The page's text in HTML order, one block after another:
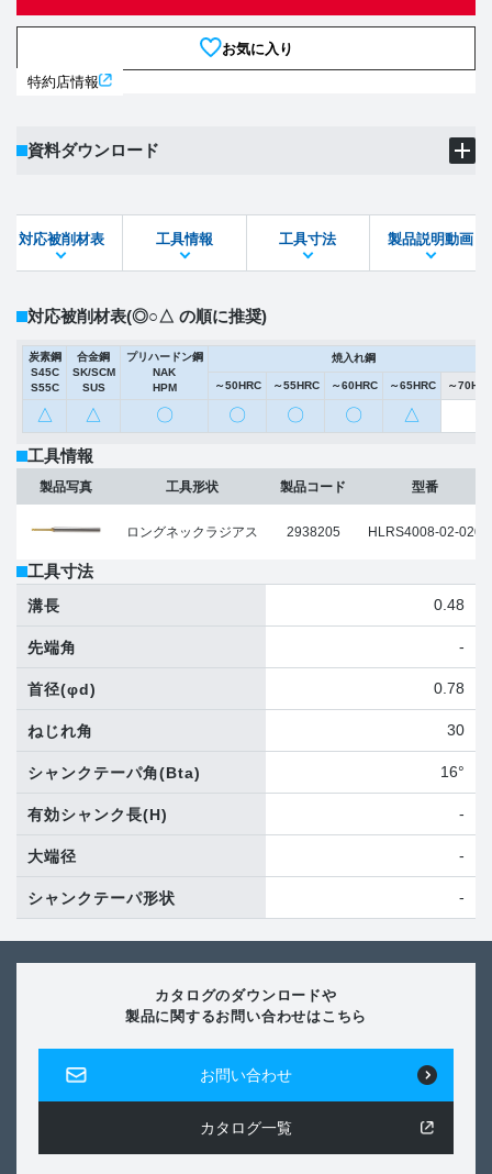
お気に入り
特約店情報
資料ダウンロード
STEPファイル DXFファイル
対応被削材表 工具情報 工具寸法 製品説明動画
対応被削材表(◎○△ の順に推奨)
炭素鋼
S45C
S55C
合金鋼
SK/SCM
SUS
プリハードン鋼
NAK
HPM
焼入れ鋼
～50HRC ～55HRC ～60HRC ～65HRC ～
△ △ 〇 〇 〇 〇 △
工具情報
製品写真 工具形状
ロングネックラジアス
製品コード
2938205
型番
HLRS4008-02-020
工具寸法
溝長 0.48
先端角 -
首径(φd) 0.78
ねじれ角 30
シャンクテーパ角(Bta) 16°
有効シャンク長(H) -
大端径 -
シャンクテーパ形状 -
カタログのダウンロードや
製品に関するお問い合わせはこちら
お問い合わせ
カタログ一覧